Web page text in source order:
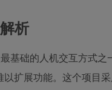
析
基础的人机交互方式
以扩展功能。这个项目